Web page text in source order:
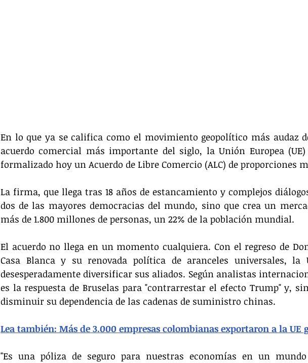
En lo que ya se califica como el movimiento geopolítico más audaz
acuerdo comercial más importante del siglo, la Unión Europea
formalizado hoy un Acuerdo de Libre Comercio (ALC) de proporciones
La firma, que llega tras 18 años de estancamiento y complejos
dos de las mayores democracias del mundo, sino que crea un
más de 1.800 millones de personas, un 22% de la población mundial.
El acuerdo no llega en un momento cualquiera. Con el regreso de
Casa Blanca y su renovada política de aranceles universales, la
desesperadamente diversificar sus aliados. Según analistas
es la respuesta de Bruselas para "contrarrestar el efecto Trump" y,
disminuir su dependencia de las cadenas de suministro chinas.
Lea también: Más de 3.000 empresas colombianas exportaron a la UE
"Es una póliza de seguro para nuestras economías en un